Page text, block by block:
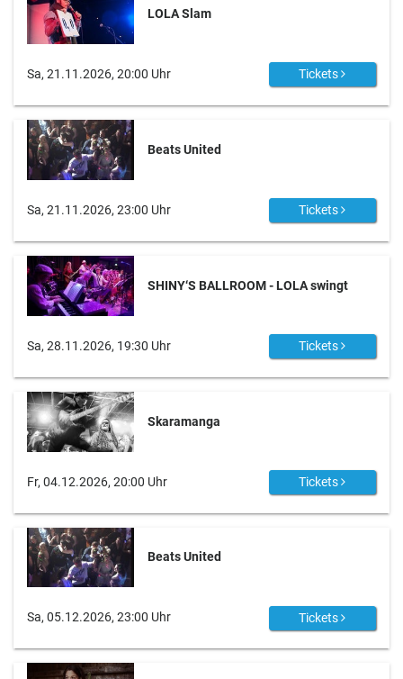
LOLA Slam
Sa, 21.11.2026, 20:00 Uhr Tickets
Beats United
Sa, 21.11.2026, 23:00 Uhr Tickets
SHINY‘S BALLROOM - LOLA swingt
Sa, 28.11.2026, 19:30 Uhr Tickets
Skaramanga
Fr, 04.12.2026, 20:00 Uhr Tickets
Beats United
Sa, 05.12.2026, 23:00 Uhr Tickets